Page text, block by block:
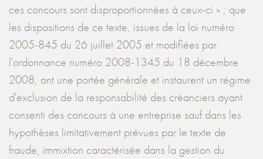
ces concours sont disproportionnées à ceux-ci » ; que
les dispositions de ce texte, issues de la loi numéro
2005-845 du 26 juillet 2005 et modifiées par
l'ordonnance numéro 2008-1345 du 18 décembre
2008, ont une portée générale et instaurent un régime
d'exclusion de la responsabilité des créanciers ayant
consenti des concours à une entreprise sauf dans les
hypothèses limitativement prévues par le texte de
fraude, immixtion caractérisée dans la gestion du